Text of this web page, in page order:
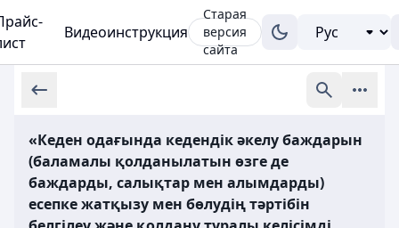
Видеоинструкция
Старая
версия
сайта
«Кеден одағында кедендік әкелу баждарын
(баламалы қолданылатын өзге де
баждарды, салықтар мен алымдарды)
есепке жатқызу мен бөлудің тәртібін